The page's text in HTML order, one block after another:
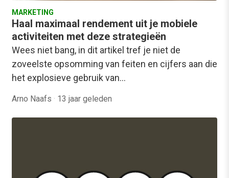
MARKETING
Haal maximaal rendement uit je mobiele
activiteiten met deze strategieën
Wees niet bang, in dit artikel tref je niet de
zoveelste opsomming van feiten en cijfers aan die
het explosieve gebruik van…
Arno Naafs · 13 jaar geleden